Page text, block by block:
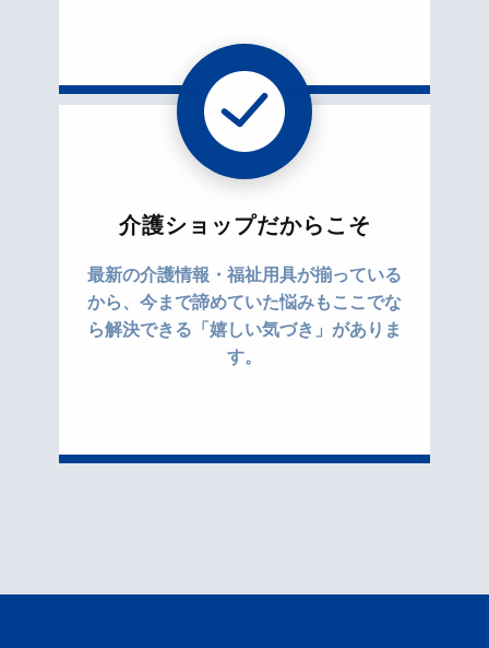
介護ショップだからこそ
最新の介護情報・福祉用具が揃っている
から、今まで諦めていた悩みもここでな
ら解決できる「嬉しい気づき」がありま
す。